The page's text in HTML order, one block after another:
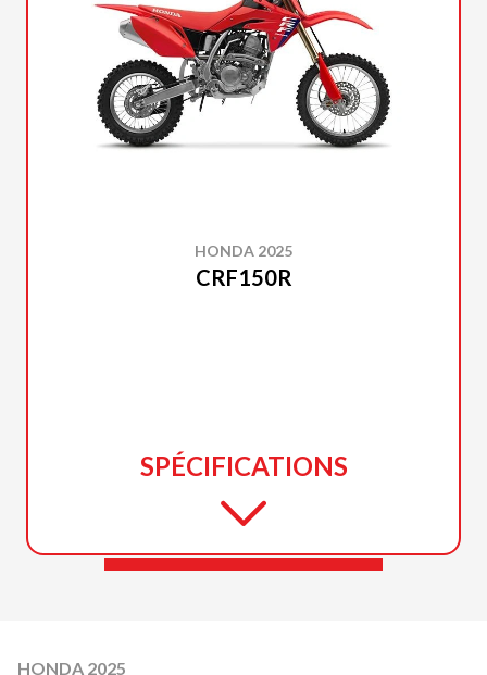
HONDA 2025
CRF150R
SPÉCIFICATIONS
HONDA 2025